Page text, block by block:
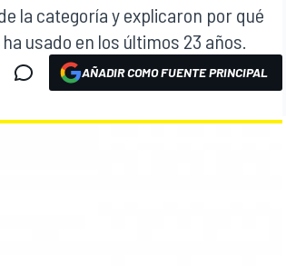
la categoría y explicaron por qué
usado en los últimos 23 años.
AÑADIR COMO FUENTE PRINCIPAL